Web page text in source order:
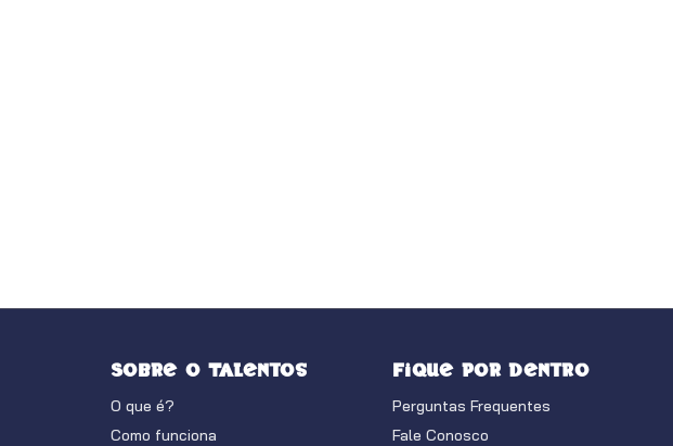
Sobre o Talentos
O que é?
Como funciona
Fique por dentro
Perguntas Frequentes
Fale Conosco